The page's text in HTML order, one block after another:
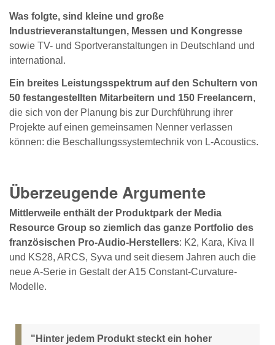
Was folgte, sind kleine und große
Industrieveranstaltungen, Messen und Kongresse
sowie TV- und Sportveranstaltungen in Deutschland und
international.
Ein breites Leistungsspektrum auf den Schultern von
50 festangestellten Mitarbeitern und 150 Freelancern,
die sich von der Planung bis zur Durchführung ihrer
Projekte auf einen gemeinsamen Nenner verlassen
können: die Beschallungssystemtechnik von L-Acoustics.
Überzeugende Argumente
Mittlerweile enthält der Produktpark der Media
Resource Group so ziemlich das ganze Portfolio des
französischen Pro-Audio-Herstellers: K2, Kara, Kiva II
und KS28, ARCS, Syva und seit diesem Jahren auch die
neue A-Serie in Gestalt der A15 Constant-Curvature-
Modelle.
"Hinter jedem Produkt steckt ein hoher